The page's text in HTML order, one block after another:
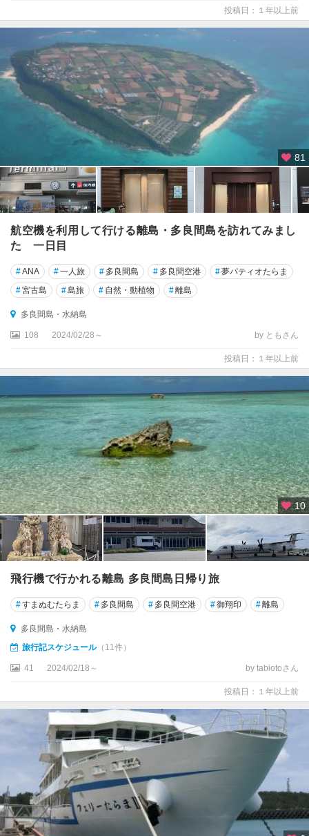
投稿日：１年以上前
81
航空機を利用して行ける離島・多良間島を訪れてみまし
た 一日目
#ANA #一人旅 # 多良間島 # 多良間空港 #夢パティオたらま
#宮古島 #島旅 # 自然・動植物 #離島
多良間島・水納島
108 2024/02/28～ by ともさん
投稿日：１年以上前
10
飛行機で行かれる離島 多良間島日帰り旅
#すまぬむたらま # 多良間島 # 多良間空港 #御翔印 #離島
多良間島・水納島
旅行記スケジュール（11件）
41 2024/02/18～ by tabiotoさん
投稿日：１年以上前